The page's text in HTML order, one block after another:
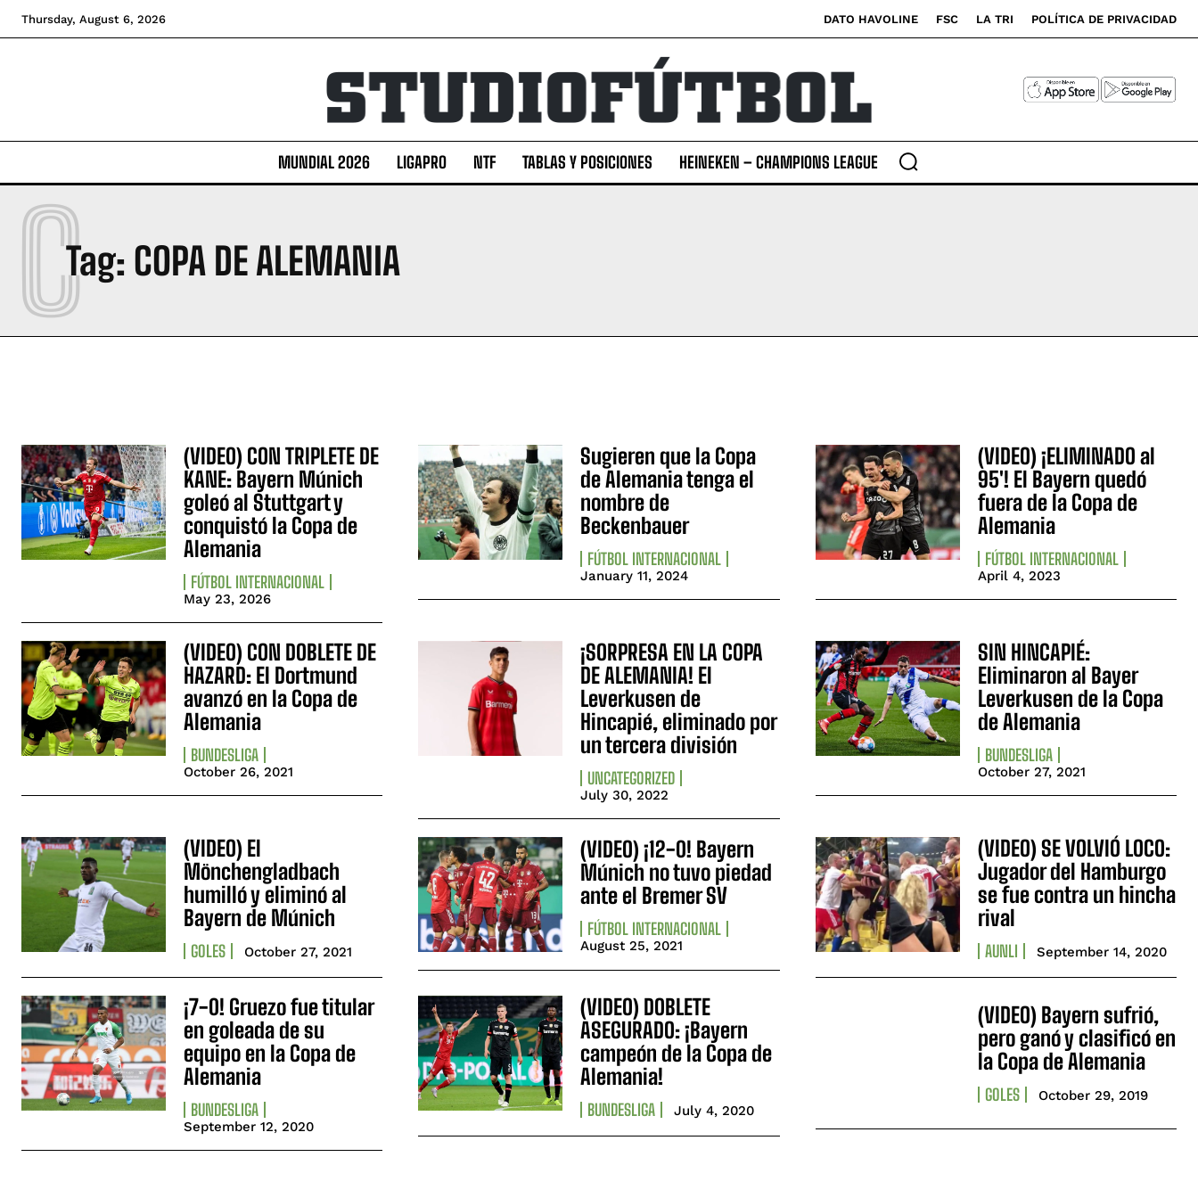
Thursday, August 6, 2026 DATO HAVOLINE FSC LA TRI POLÍTICA DE PRIVACIDAD
MUNDIAL 2026 LIGAPRO NTF TABLAS Y POSICIONES HEINEKEN – CHAMPIONS LEAGUE
Tag: COPA DE ALEMANIA
C
(VIDEO) CON TRIPLETE DE
KANE: Bayern Múnich
goleó al Stuttgart y
conquistó la Copa de
Alemania
FÚTBOL INTERNACIONAL
May 23, 2026
Sugieren que la Copa
de Alemania tenga el
nombre de
Beckenbauer
FÚTBOL INTERNACIONAL
January 11, 2024
(VIDEO) ¡ELIMINADO al
95′! El Bayern quedó
fuera de la Copa de
Alemania
FÚTBOL INTERNACIONAL
April 4, 2023
(VIDEO) CON DOBLETE DE
HAZARD: El Dortmund
avanzó en la Copa de
Alemania
BUNDESLIGA
October 26, 2021
¡SORPRESA EN LA COPA
DE ALEMANIA! El
Leverkusen de
Hincapié, eliminado por
un tercera división
UNCATEGORIZED
July 30, 2022
SIN HINCAPIÉ:
Eliminaron al Bayer
Leverkusen de la Copa
de Alemania
BUNDESLIGA
October 27, 2021
(VIDEO) El
Mönchengladbach
humilló y eliminó al
Bayern de Múnich
GOLES October 27, 2021
(VIDEO) ¡12-0! Bayern
Múnich no tuvo piedad
ante el Bremer SV
FÚTBOL INTERNACIONAL
August 25, 2021
(VIDEO) SE VOLVIÓ LOCO:
Jugador del Hamburgo
se fue contra un hincha
rival
AUNLI September 14, 2020
¡7-0! Gruezo fue titular
en goleada de su
equipo en la Copa de
Alemania
BUNDESLIGA
September 12, 2020
(VIDEO) DOBLETE
ASEGURADO: ¡Bayern
campeón de la Copa de
Alemania!
BUNDESLIGA July 4, 2020
(VIDEO) Bayern sufrió,
pero ganó y clasificó en
la Copa de Alemania
GOLES October 29, 2019